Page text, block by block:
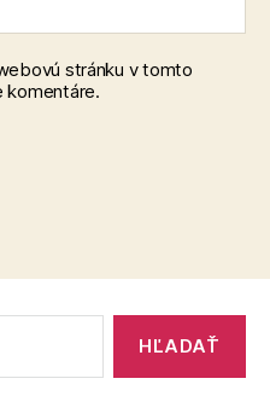
stránku v tomto
komentáre.